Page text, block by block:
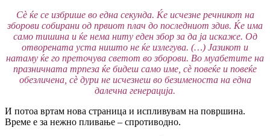
Сè ќе се избрише во една секунда. Ќе исчезне речникот на
зборови собирани од првиот плач до последниот здив. Ќе има
само тишина и ќе нема ниту еден збор за да ја искаже. Од
отворената уста ништо не ќе излегува. (…) Јазикот и
натаму ќе го преточува светот во зборови. Во муабетите на
празничната трпеза ќе бидеш само име, сè повеќе и повеќе
обезличена, сè дури не исчезнеш во безименоста на една
далечна гене­рација.
И потоа вртам нова страница и испливувам на површина.
Време е за нежно пливање – спротиводно.